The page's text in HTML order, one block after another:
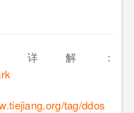
用详解：
tag/ddos